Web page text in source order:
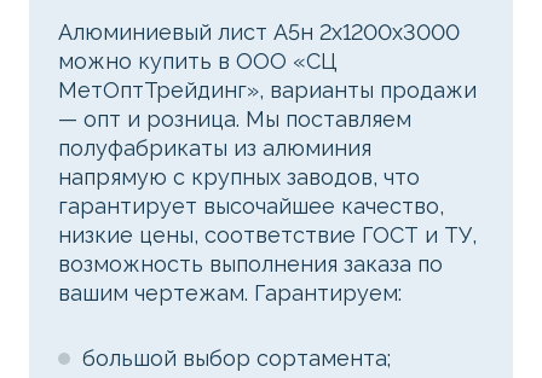
Алюминиевый лист А5н 2х1200х3000
можно купить в ООО «СЦ
МетОптТрейдинг», варианты продажи
— опт и розница. Мы поставляем
полуфабрикаты из алюминия
напрямую с крупных заводов, что
гарантирует высочайшее качество,
низкие цены, соответствие ГОСТ и ТУ,
возможность выполнения заказа по
вашим чертежам. Гарантируем:
большой выбор сортамента;